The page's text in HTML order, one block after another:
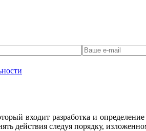
входит разработка и определение
действия следуя порядку,